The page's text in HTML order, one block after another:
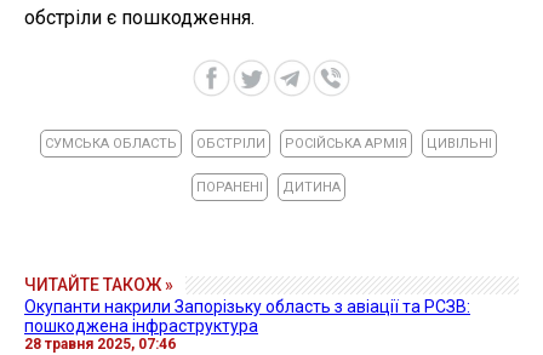
обстріли є пошкодження.
СУМСЬКА ОБЛАСТЬ ОБСТРІЛИ РОСІЙСЬКА АРМІЯ ЦИВІЛЬНІ
ПОРАНЕНІ ДИТИНА
ЧИТАЙТЕ ТАКОЖ »
Окупанти накрили Запорізьку область з авіації та РСЗВ:
пошкоджена інфраструктура
28 травня 2025, 07:46